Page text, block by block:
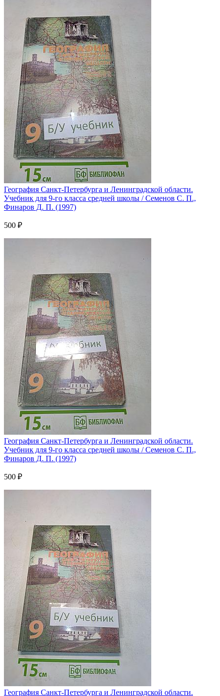
География Санкт-Петербурга и Ленинградской области.
Учебник для 9-го класса средней школы / Семенов С. П.,
Финаров Д. П. (1997)
500 ₽
География Санкт-Петербурга и Ленинградской области.
Учебник для 9-го класса средней школы / Семенов С. П.,
Финаров Д. П. (1997)
500 ₽
География Санкт-Петербурга и Ленинградской области.